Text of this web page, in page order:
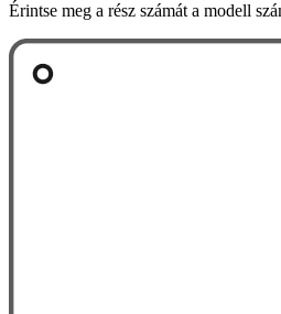
Érintse meg a rész számát a modell